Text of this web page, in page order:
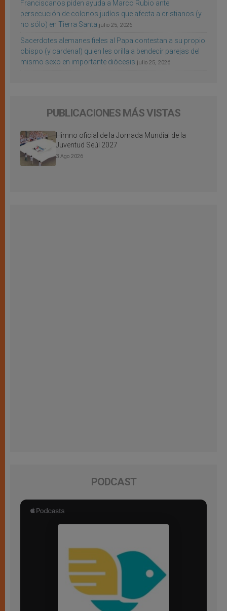
Franciscanos piden ayuda a Marco Rubio ante
persecución de colonos judíos que afecta a cristianos (y
no sólo) en Tierra Santa julio 25, 2026
Sacerdotes alemanes fieles al Papa contestan a su propio
obispo (y cardenal) quien les orilla a bendecir parejas del
mismo sexo en importante diócesis julio 25, 2026
PUBLICACIONES MÁS VISTAS
Himno oficial de la Jornada Mundial de la
Juventud Seúl 2027
3 Ago 2026
PODCAST